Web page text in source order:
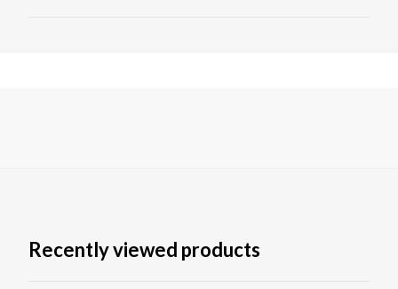
Recently viewed products